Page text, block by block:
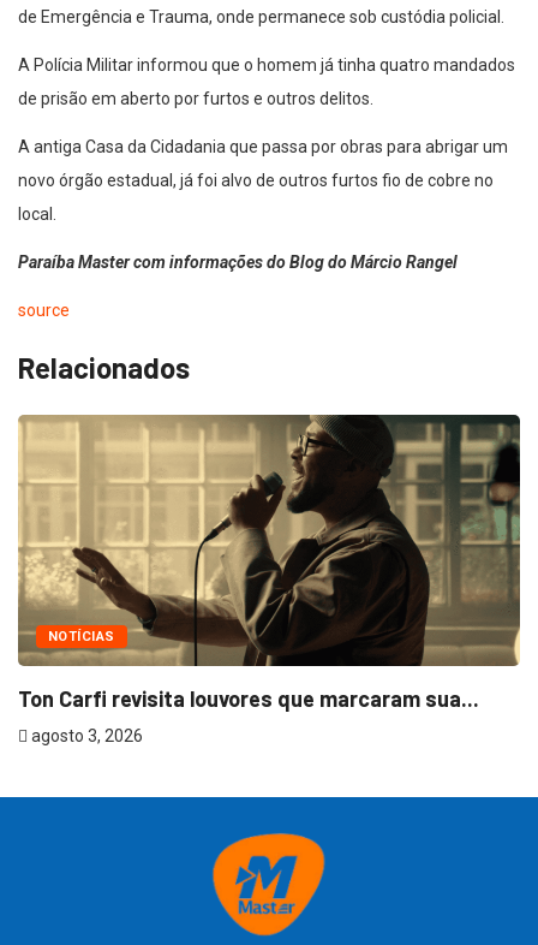
de Emergência e Trauma, onde permanece sob custódia policial.
A Polícia Militar informou que o homem já tinha quatro mandados
de prisão em aberto por furtos e outros delitos.
A antiga Casa da Cidadania que passa por obras para abrigar um
novo órgão estadual, já foi alvo de outros furtos fio de cobre no
local.
Paraíba Master com informações do Blog do Márcio Rangel
source
Relacionados
NOTÍCIAS
Ton Carfi revisita louvores que marcaram sua...
agosto 3, 2026